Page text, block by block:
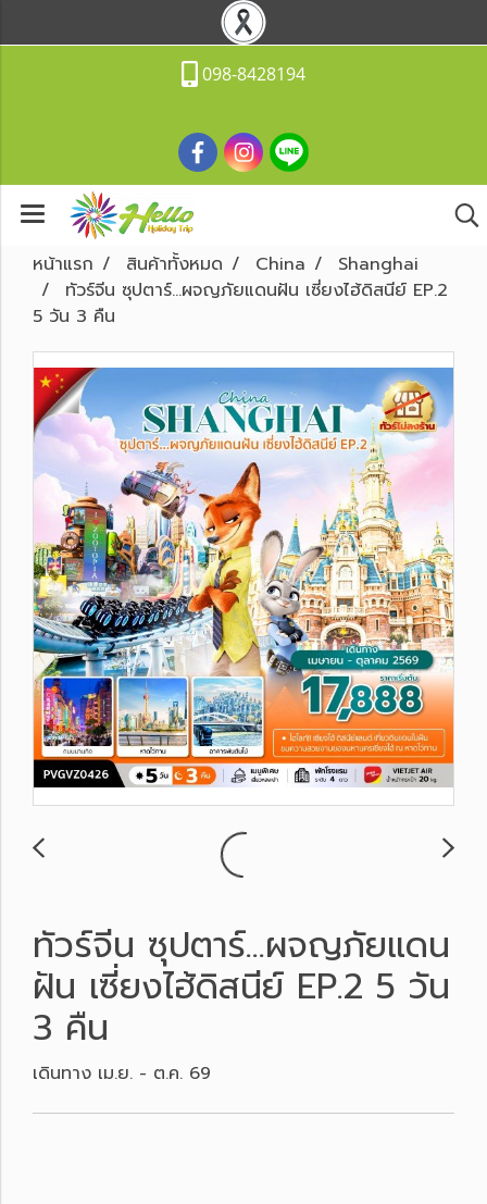
098-8428194
หน้าแรก สินค้าทั้งหมด China
Shanghai
ทัวร์จีน ซุปตาร์...ผจญภัยแดนฝัน เซี่ยงไฮ้ดิสนีย์ EP.2
5 วัน 3 คืน
ทัวร์จีน ซุปตาร์...ผจญภัยแดน
ฝัน เซี่ยงไฮ้ดิสนีย์ EP.2 5 วัน
3 คืน
เดินทาง เม.ย. - ต.ค. 69